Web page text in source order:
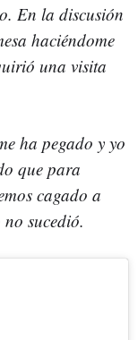
En la discusión
haciéndome
una visita
ha pegado y yo
que para
cagado a
sucedió.